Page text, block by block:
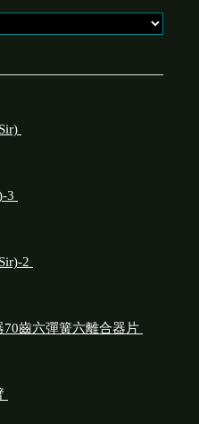
3
2
70齒六彈簧六離合器片